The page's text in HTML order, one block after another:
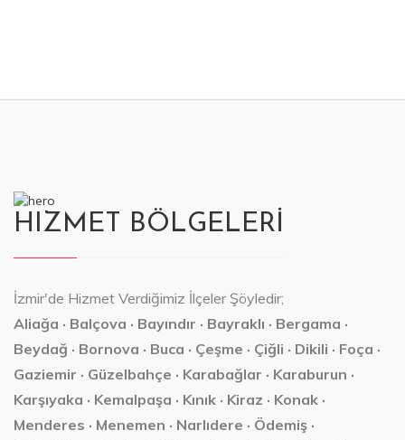
HIZMET BÖLGELERİ
İzmir'de Hizmet Verdiğimiz İlçeler Şöyledir;
Aliağa · Balçova · Bayındır · Bayraklı · Bergama ·
Beydağ · Bornova · Buca · Çeşme · Çiğli · Dikili · Foça ·
Gaziemir · Güzelbahçe · Karabağlar · Karaburun ·
Karşıyaka · Kemalpaşa · Kınık · Kiraz · Konak ·
Menderes · Menemen · Narlıdere · Ödemiş ·